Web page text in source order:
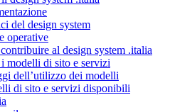
del design system
operative
al design system .italia
modelli di sito e servizi
dell’utilizzo dei modelli
di sito e servizi disponibili